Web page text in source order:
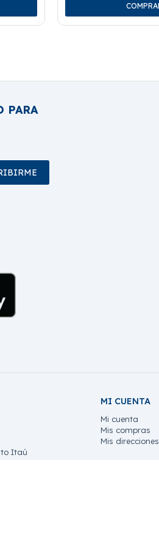
PARA
Itaú
MI CUENTA
Mi cuenta
Mis compras
Mis direcciones